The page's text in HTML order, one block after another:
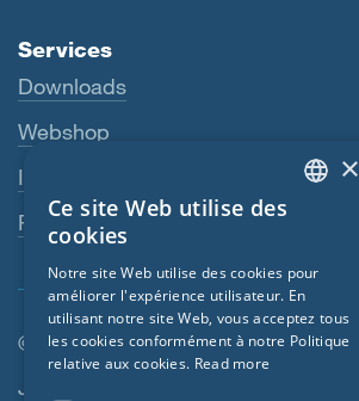
Services
Downloads
Webshop
Interlocuteur
Revendeurs
© SIGA 2026
Jobs
ENGLISH
FRENCH
CZECH
×
Ce site Web utilise des
cookies
Notre site Web utilise des cookies pour
améliorer l'expérience utilisateur. En
utilisant notre site Web, vous acceptez tous
les cookies conformément à notre Politique
relative aux cookies. Read more